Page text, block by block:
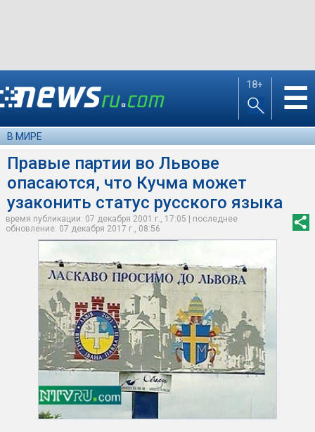
18+ ☰
В МИРЕ
Правые партии во Львове
опасаются, что Кучма может
узаконить статус русского языка
время публикации: 07 декабря 2001 г., 17:05 | последнее
обновление: 07 декабря 2017 г., 08:56